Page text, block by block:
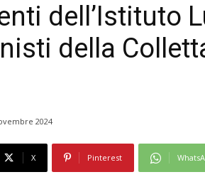
dell’Istituto
della
2024
X Pinterest